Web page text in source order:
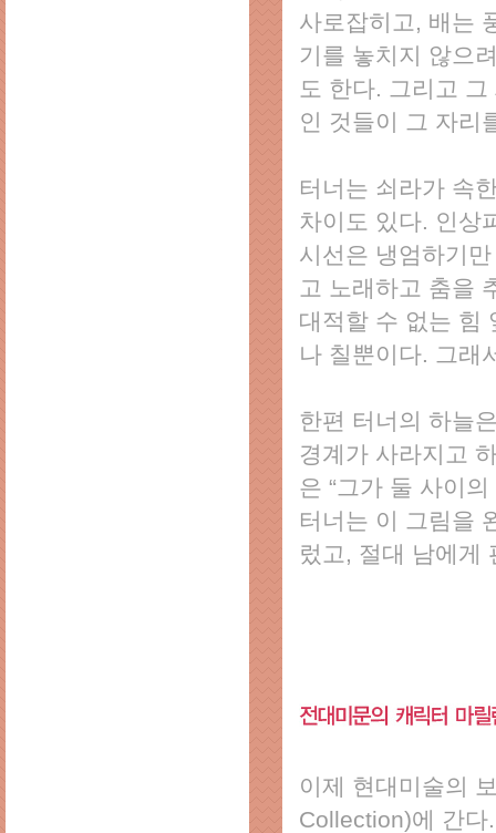
사로잡히고, 배는
기를 놓치지 않으
도 한다. 그리고
인 것들이 그 자리
터너는 쇠라가 속
차이도 있다. 인상
시선은 냉엄하기
고 노래하고 춤을
대적할 수 없는 힘
나 칠뿐이다. 그래
한편 터너의 하늘
경계가 사라지고
은 “그가 둘 사이
터너는 이 그림을
렀고, 절대 남에게
이제 현대미술의
Collection)에 간